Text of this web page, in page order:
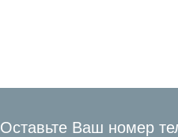
Оставьте Ваш номер